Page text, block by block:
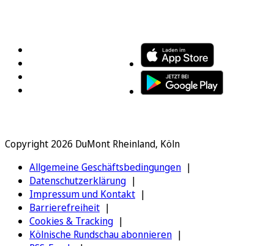
Copyright 2026 DuMont Rheinland, Köln
Allgemeine Geschäftsbedingungen
Datenschutzerklärung
Impressum und Kontakt
Barrierefreiheit
Cookies & Tracking
Kölnische Rundschau abonnieren